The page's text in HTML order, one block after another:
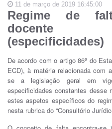
11 de março de 2019 16:45:00
Regime de
docente
(especificidades)
De acordo com o artigo 86º do
ECD), à matéria relacionada com
se a legislação geral em
especificidades constantes desse
estes aspetos específicos do
nesta rubrica do “Consultório